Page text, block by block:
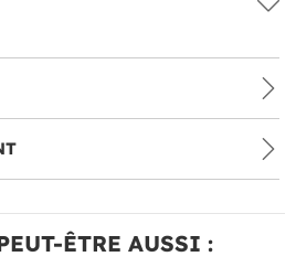
ÊTRE AUSSI :